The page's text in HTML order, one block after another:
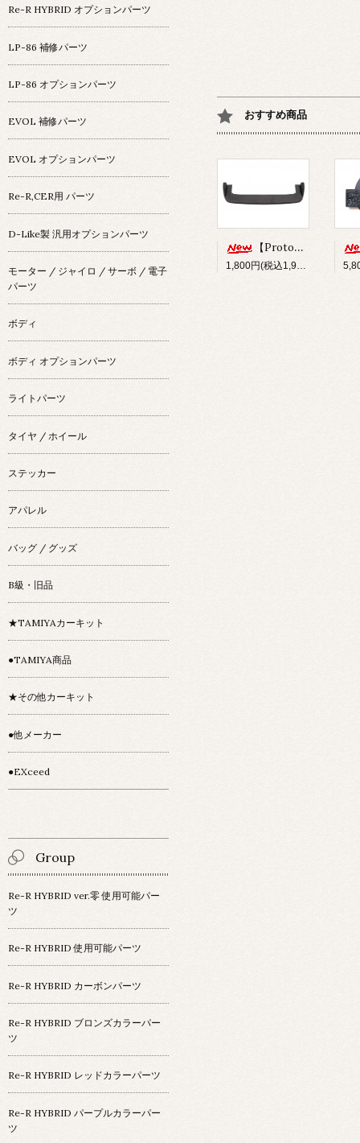
おすすめ商品
【Prototype34】フロントディフューザー
1,800円(税込1,980円)
Re-R HYBRID オプションパーツ
LP-86 補修パーツ
LP-86 オプションパーツ
EVOL 補修パーツ
EVOL オプションパーツ
Re-R,CER用 パーツ
D-Like製 汎用オプションパーツ
モーター / ジャイロ / サーボ / 電子
パーツ
ボディ
ボディ オプションパーツ
ライトパーツ
タイヤ / ホイール
ステッカー
アパレル
バッグ / グッズ
B級・旧品
★TAMIYAカーキット
●TAMIYA商品
★その他カーキット
●他メーカー
●EXceed
Group
Re-R HYBRID ver.零 使用可能パー
ツ
Re-R HYBRID 使用可能パーツ
Re-R HYBRID カーボンパーツ
Re-R HYBRID ブロンズカラーパー
ツ
Re-R HYBRID レッドカラーパーツ
Re-R HYBRID パープルカラーパー
ツ